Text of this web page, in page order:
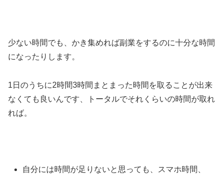
少ない時間でも、かき集めれば副業をするのに十分な時間
になったりします。
1日のうちに2時間3時間まとまった時間を取ることが出来
なくても良いんです、トータルでそれくらいの時間が取れ
れば。
自分には時間が足りないと思っても、スマホ時間、